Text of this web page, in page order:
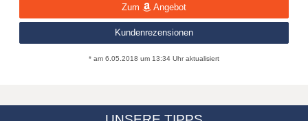
Zum Angebot
Kundenrezensionen
* am 6.05.2018 um 13:34 Uhr aktualisiert